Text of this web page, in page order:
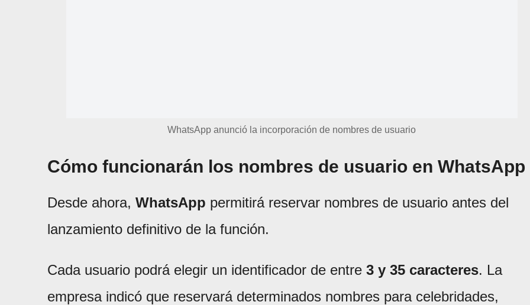
WhatsApp anunció la incorporación de nombres de usuario
Cómo funcionarán los nombres de usuario en WhatsApp
Desde ahora, WhatsApp permitirá reservar nombres de usuario antes del
lanzamiento definitivo de la función.
Cada usuario podrá elegir un identificador de entre 3 y 35 caracteres. La
empresa indicó que reservará determinados nombres para celebridades,